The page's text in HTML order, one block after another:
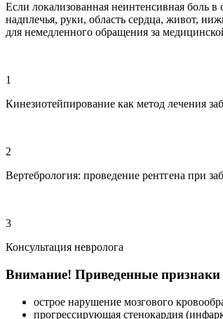
Если локализованная неинтенсивная боль
надплечья, руки, область сердца, живот,
для немедленного обращения за
1
Кинезиотейпирование как метод лечения
2
Вертебрология: проведение рентгена при
3
Консультация невролога
Внимание! Приведенные признаки
острое нарушение мозгового
прогрессирующая стенокардия